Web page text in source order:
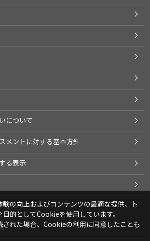
について
メントに対する基本方針
る表示
ポリシー
験の向上およびコンテンツの最適な提供、ト
的としてCookieを使用しています。
された場合、Cookieの利用に同意したことも